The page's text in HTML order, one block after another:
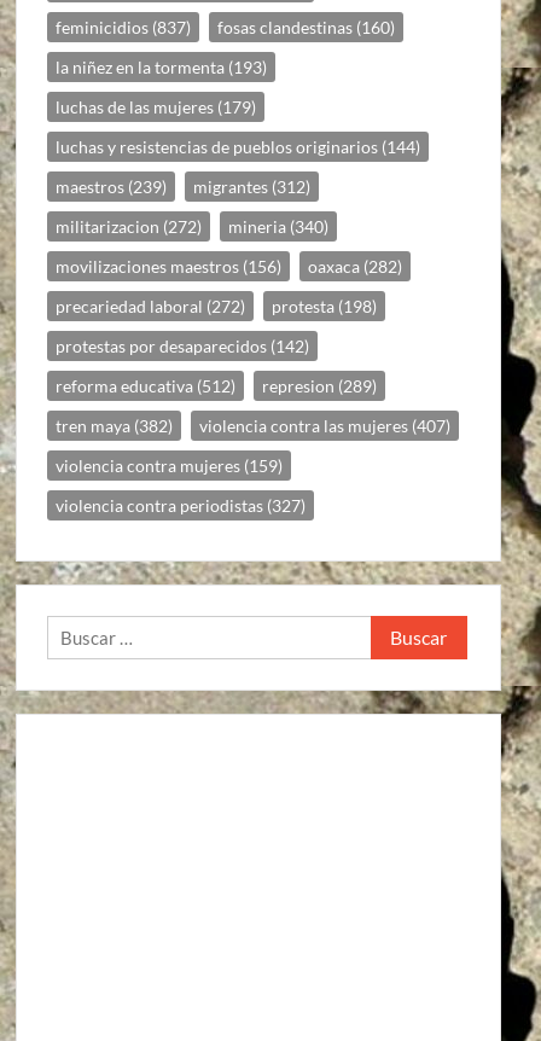
feminicidios (837) fosas clandestinas (160)
la niñez en la tormenta (193)
luchas de las mujeres (179)
luchas y resistencias de pueblos originarios (144)
maestros (239) migrantes (312)
militarizacion (272) mineria (340)
movilizaciones maestros (156) oaxaca (282)
precariedad laboral (272) protesta (198)
protestas por desaparecidos (142)
reforma educativa (512) represion (289)
tren maya (382) violencia contra las mujeres (407)
violencia contra mujeres (159)
violencia contra periodistas (327)
Buscar: